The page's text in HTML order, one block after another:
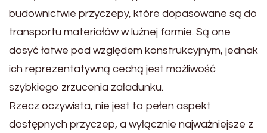
budownictwie przyczepy, które dopasowane są do
transportu materiałów w luźnej formie. Są one
dosyć łatwe pod względem konstrukcyjnym, jednak
ich reprezentatywną cechą jest możliwość
szybkiego zrzucenia załadunku.
Rzecz oczywista, nie jest to pełen aspekt
dostępnych przyczep, a wyłącznie najważniejsze z